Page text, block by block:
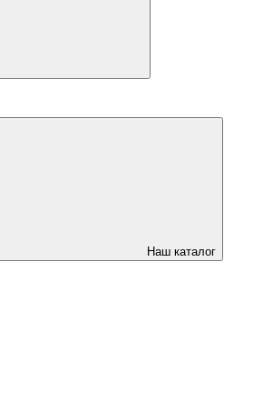
Наш каталог